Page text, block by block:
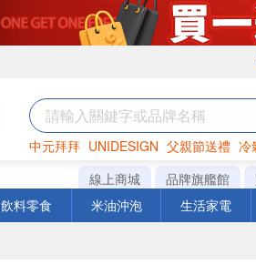
中元拜拜 UNIDESIGN 父親節送禮 冷
巧克力 罐頭 衛生紙
線上商城 品牌旗艦館
飲料零食 米油沖泡 生活家電